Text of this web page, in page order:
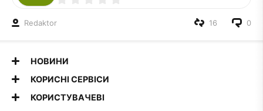
Redaktor 0
16
НОВИНИ
КОРИСНІ СЕРВІСИ
КОРИСТУВАЧЕВІ